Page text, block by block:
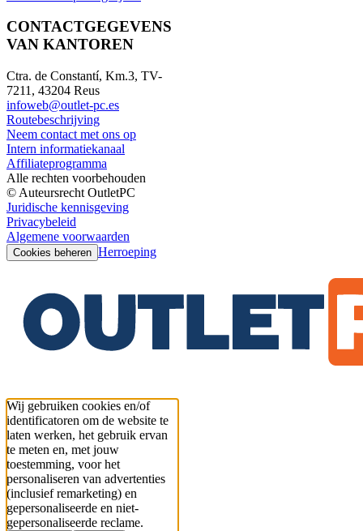
CONTACTGEGEVENS
VAN KANTOREN
Ctra. de Constantí, Km.3, TV-
7211, 43204 Reus
infoweb@outlet-pc.es
Routebeschrijving
Neem contact met ons op
Intern informatiekanaal
Affiliateprogramma
Alle rechten voorbehouden
© Auteursrecht OutletPC
Juridische kennisgeving
Privacybeleid
Algemene voorwaarden
Cookies beheren Herroeping
Wij gebruiken cookies en/of
identificatoren om de website te
laten werken, het gebruik ervan
te meten en, met jouw
toestemming, voor het
personaliseren van advertenties
(inclusief remarketing) en
gepersonaliseerde en niet-
gepersonaliseerde reclame.